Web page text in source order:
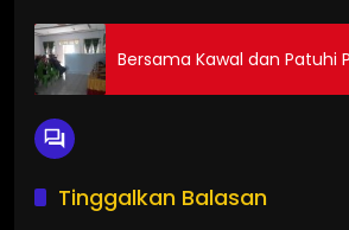
Bersama Kawal dan Patuhi
Tinggalkan Balasan